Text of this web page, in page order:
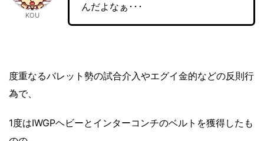
KOU
んだよなぁ･･･
度重なるバレット勢の試合介入やエグイ金的などの反則行
為で、
1度はIWGPヘビーとインターコンチのベルトを獲得したも